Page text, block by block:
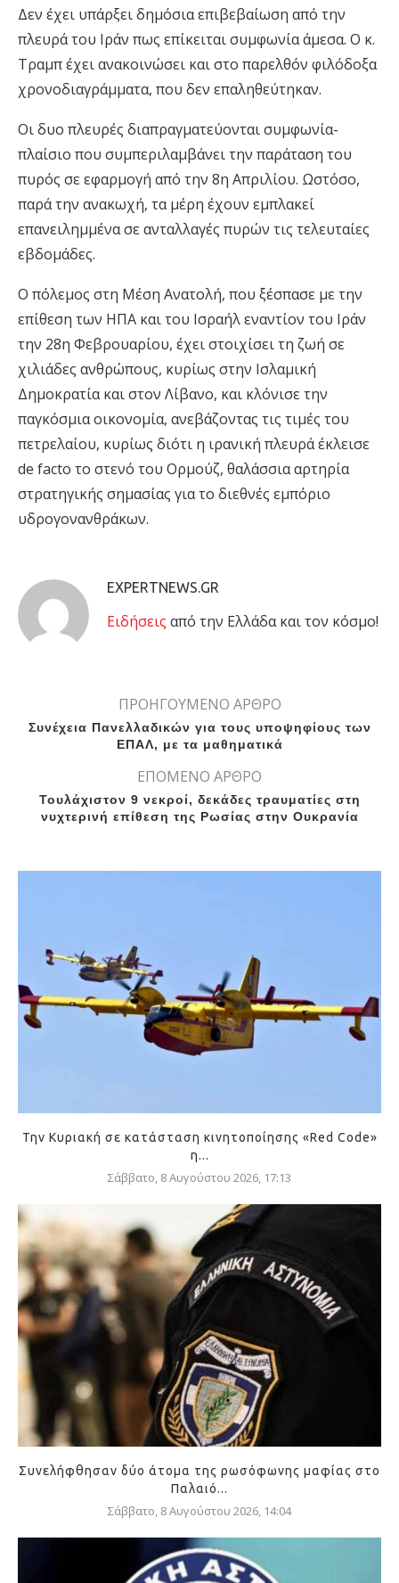
Δεν έχει υπάρξει δημόσια επιβεβαίωση από την
πλευρά του Ιράν πως επίκειται συμφωνία άμεσα. Ο κ.
Τραμπ έχει ανακοινώσει και στο παρελθόν φιλόδοξα
χρονοδιαγράμματα, που δεν επαληθεύτηκαν.
Οι δυο πλευρές διαπραγματεύονται συμφωνία-
πλαίσιο που συμπεριλαμβάνει την παράταση του
πυρός σε εφαρμογή από την 8η Απριλίου. Ωστόσο,
παρά την ανακωχή, τα μέρη έχουν εμπλακεί
επανειλημμένα σε ανταλλαγές πυρών τις τελευταίες
εβδομάδες.
Ο πόλεμος στη Μέση Ανατολή, που ξέσπασε με την
επίθεση των ΗΠΑ και του Ισραήλ εναντίον του Ιράν
την 28η Φεβρουαρίου, έχει στοιχίσει τη ζωή σε
χιλιάδες ανθρώπους, κυρίως στην Ισλαμική
Δημοκρατία και στον Λίβανο, και κλόνισε την
παγκόσμια οικονομία, ανεβάζοντας τις τιμές του
πετρελαίου, κυρίως διότι η ιρανική πλευρά έκλεισε
de facto το στενό του Ορμούζ, θαλάσσια αρτηρία
στρατηγικής σημασίας για το διεθνές εμπόριο
υδρογονανθράκων.
EXPERTNEWS.GR
Eιδήσεις από την Ελλάδα και τον κόσμο!
ΠΡΟΗΓΟΥΜΕΝΟ ΑΡΘΡΟ
Συνέχεια Πανελλαδικών για τους υποψηφίους των
ΕΠΑΛ, με τα μαθηματικά
ΕΠΟΜΕΝΟ ΑΡΘΡΟ
Τουλάχιστον 9 νεκροί, δεκάδες τραυματίες στη
νυχτερινή επίθεση της Ρωσίας στην Ουκρανία
Την Κυριακή σε κατάσταση κινητοποίησης «Red Code»
η...
Σάββατο, 8 Αυγούστου 2026, 17:13
Συνελήφθησαν δύο άτομα της ρωσόφωνης μαφίας στο
Παλαιό...
Σάββατο, 8 Αυγούστου 2026, 14:04